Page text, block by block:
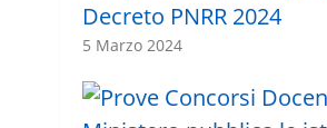
Decreto PNRR 2024
5 Marzo 2024